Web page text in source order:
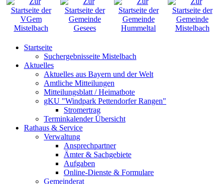
Startseite
Suchergebnisseite Mistelbach
Aktuelles
Aktuelles aus Bayern und der Welt
Amtliche Mitteilungen
Mitteilungsblatt / Heimatbote
gKU "Windpark Pettendorfer Rangen"
Stromertrag
Terminkalender Übersicht
Rathaus & Service
Verwaltung
Ansprechpartner
Ämter & Sachgebiete
Aufgaben
Online-Dienste & Formulare
Gemeinderat